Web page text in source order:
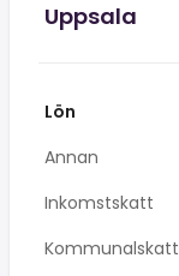
Uppsala
Lön
Annan
Inkomstskatt
Kommunalskatt